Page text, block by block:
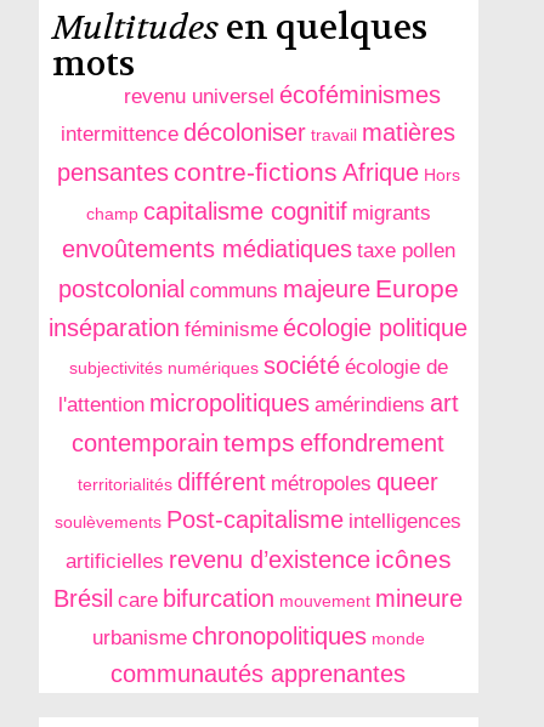
Multitudesen quelques
mots
revenu universel écoféminismes
intermittence décoloniser travail matières
pensantes contre-fictions Afrique Hors
champ capitalisme cognitif migrants
envoûtements médiatiques taxe pollen
postcolonial communs majeure Europe
inséparation féminisme écologie politique
subjectivités numériques société écologie de
l'attention micropolitiques amérindiens art
contemporain temps effondrement
territorialités différent métropoles queer
soulèvements Post-capitalisme intelligences
artificielles revenu d’existence icônes
Brésil care bifurcation mouvement mineure
urbanisme chronopolitiques monde
communautés apprenantes